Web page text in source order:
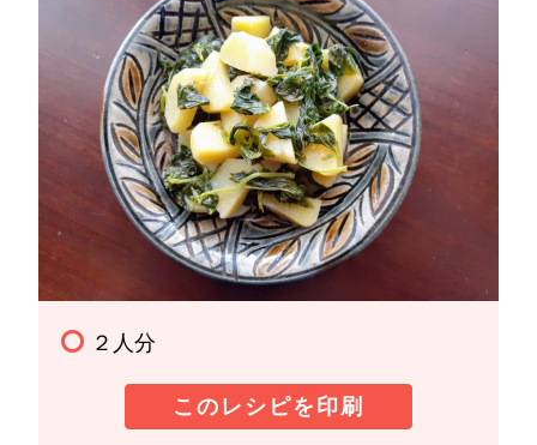
２人分
このレシピを印刷